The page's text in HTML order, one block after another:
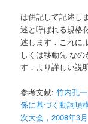
は併記して記述し
述と呼ばれる規格
述します．これに
しくは移動先 な
す．より詳しい説
参考文献:竹内孔
係に基づく動詞項
次大会，2008年3